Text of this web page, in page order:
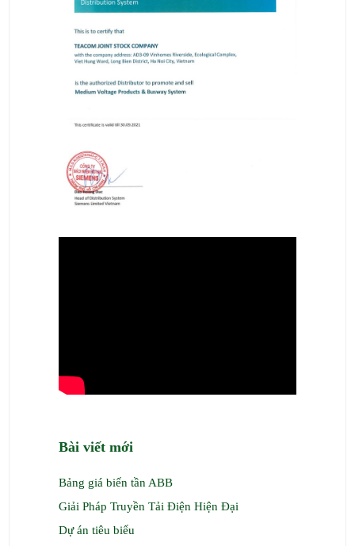
Bài viết mới
Bảng giá biến tần ABB
Giải Pháp Truyền Tải Điện Hiện Đại
Dự án tiêu biểu